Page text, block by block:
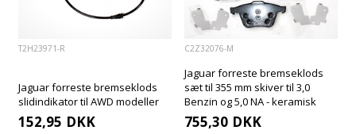
T2H23971-R
Jaguar forreste bremseklods
slidindikator til AWD modeller
152,95 DKK
C2Z32076-M
Jaguar forreste bremseklods
sæt til 355 mm skiver til 3,0
Benzin og 5,0 NA - keramisk
755,30 DKK